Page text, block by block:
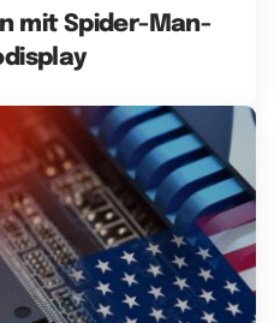
mit Spider-Man-